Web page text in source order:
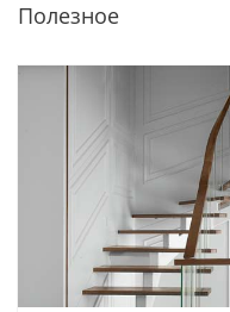
Полезное